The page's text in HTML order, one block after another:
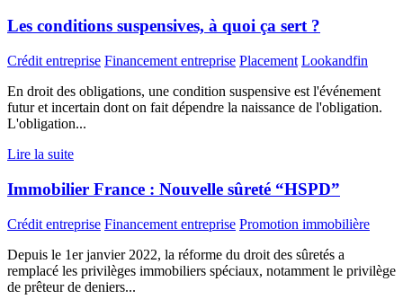
Les conditions suspensives, à quoi ça sert ?
Crédit entreprise Financement entreprise Placement Lookandfin
En droit des obligations, une condition suspensive est l'événement
futur et incertain dont on fait dépendre la naissance de l'obligation.
L'obligation...
Lire la suite
Immobilier France : Nouvelle sûreté “HSPD”
Crédit entreprise Financement entreprise Promotion immobilière
Depuis le 1er janvier 2022, la réforme du droit des sûretés a
remplacé les privilèges immobiliers spéciaux, notamment le privilège
de prêteur de deniers...